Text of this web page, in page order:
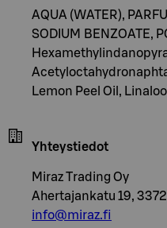
AQUA (WATER),
SODIUM BENZOATE,
Lemon Peel Oil,
Yhteystiedot
Miraz Trading Oy
Ahertajankatu 19,
info@miraz.fi